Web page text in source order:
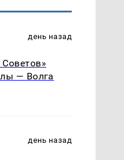
день назад
— Волга
день назад